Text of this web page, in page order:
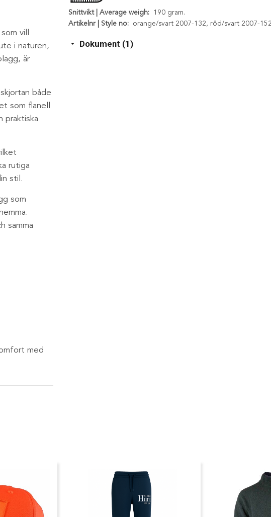
vill
i naturen,
är
både
som flanell
praktiska
rutiga
stil.
som
samma
med
Snittvikt | Average weigh:
190 gram.
Artikelnr | Style no:
orange/svart 2007-132, röd/svart 2007-
Dokument (1)